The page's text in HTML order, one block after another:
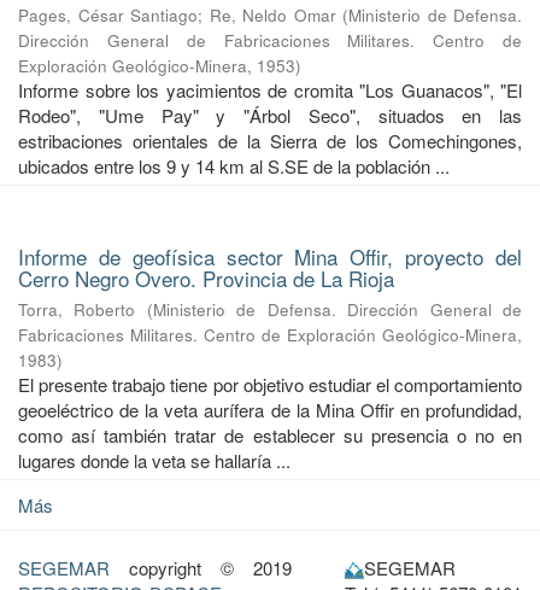
Pages, César Santiago; Re, Neldo Omar (Ministerio de Defensa.
Dirección General de Fabricaciones Militares. Centro de
Exploración Geológico-Minera, 1953)
Informe sobre los yacimientos de cromita "Los Guanacos", "El
Rodeo", "Ume Pay" y "Árbol Seco", situados en las
estribaciones orientales de la Sierra de los Comechingones,
ubicados entre los 9 y 14 km al S.SE de la población ...
Informe de geofísica sector Mina Offir, proyecto del
Cerro Negro Overo. Provincia de La Rioja
Torra, Roberto (Ministerio de Defensa. Dirección General de
Fabricaciones Militares. Centro de Exploración Geológico-Minera,
1983)
El presente trabajo tiene por objetivo estudiar el comportamiento
geoeléctrico de la veta aurífera de la Mina Offir en profundidad,
como así también tratar de establecer su presencia o no en
lugares donde la veta se hallaría ...
Más
SEGEMAR copyright © 2019
SEGEMAR